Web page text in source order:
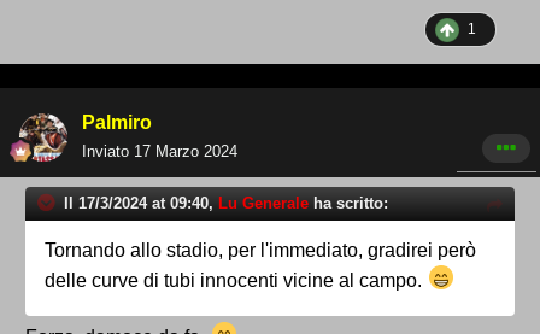
1
Palmiro
Inviato 17 Marzo 2024
Il 17/3/2024 at 09:40, Lu Generale ha scritto:
Tornando allo stadio, per l'immediato, gradirei però
delle curve di tubi innocenti vicine al campo.